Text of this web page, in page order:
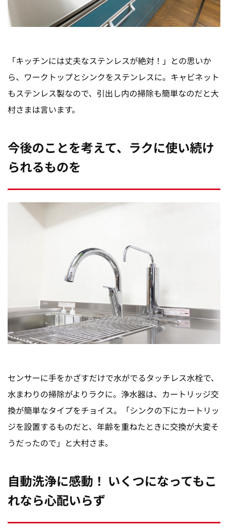
「キッチンには丈夫なステンレスが絶対！」との思いか
ら、ワークトップとシンクをステンレスに。キャビネット
もステンレス製なので、引出し内の掃除も簡単なのだと大
村さまは言います。
今後のことを考えて、ラクに使い続け
られるものを
センサーに手をかざすだけで水がでるタッチレス水栓で、
水まわりの掃除がよりラクに。浄水器は、カートリッジ交
換が簡単なタイプをチョイス。「シンクの下にカートリッ
ジを設置するものだと、年齢を重ねたときに交換が大変そ
うだったので」と大村さま。
自動洗浄に感動！ いくつになってもこ
れなら心配いらず